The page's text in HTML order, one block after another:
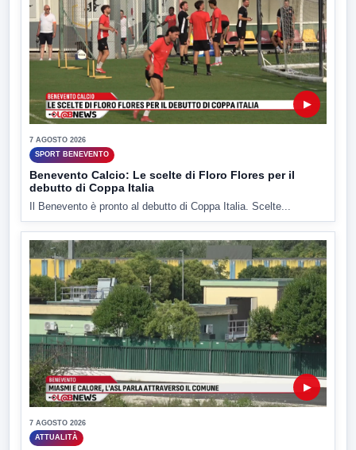
▶
7 AGOSTO 2026
SPORT BENEVENTO
Benevento Calcio: Le scelte di Floro Flores per il
debutto di Coppa Italia
Il Benevento è pronto al debutto di Coppa Italia. Scelte...
▶
7 AGOSTO 2026
ATTUALITÀ